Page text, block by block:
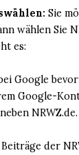
Sie
wählen Sie
es:
Google
Google-
NRWZ.de.
der